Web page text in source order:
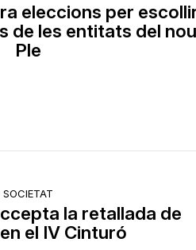
eleccions per
de les entitats del nou
Ple
SOCIETAT
la retallada de
el IV Cinturó